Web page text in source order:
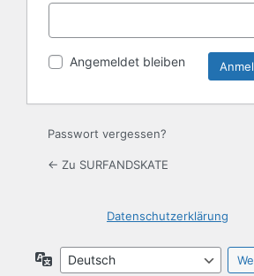
Angemeldet bleiben
Passwort vergessen?
← Zu SURFANDSKATE
Datenschutzerklärung
Sprache